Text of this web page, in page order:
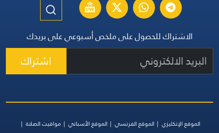
الاشتراك للحصول على ملخص أسبوعي على بريدك
اشتراك
الموقع الإنكليزي الموقع الفرنسي الموقع الأسباني
مواقيت الصلاة